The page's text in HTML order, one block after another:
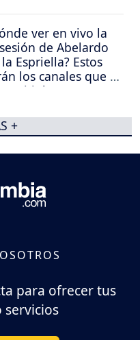
ver en vivo la
de Abelardo
Espriella? Estos
los canales que la
+
para ofrecer tus